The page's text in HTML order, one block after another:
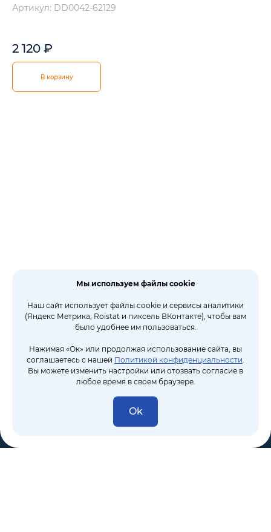
Артикул: DD0042-62129
2 120 ₽
В корзину
Мы используем файлы cookie
Наш сайт использует файлы cookie и сервисы аналитики
(Яндекс Метрика, Roistat и пиксель ВКонтакте), чтобы вам
было удобнее им пользоваться.
Нажимая «Ок» или продолжая использование сайта, вы
соглашаетесь с нашей Политикой конфиденциальности.
Вы можете изменить настройки или отозвать согласие в
любое время в своем браузере.
Ok